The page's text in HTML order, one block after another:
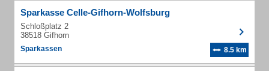
Sparkasse Celle-Gifhorn-Wolfsburg
Schloßplatz 2
38518 Gifhorn
Sparkassen 8.5 km